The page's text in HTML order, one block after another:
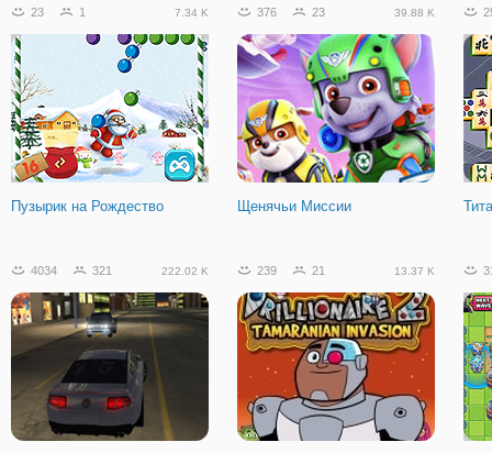
23 1 7.34 K
Пузырик на Рождество
376 23 39.88 K
Щенячьи Миссии
4034 321 222.02 K 239 21 13.37 K